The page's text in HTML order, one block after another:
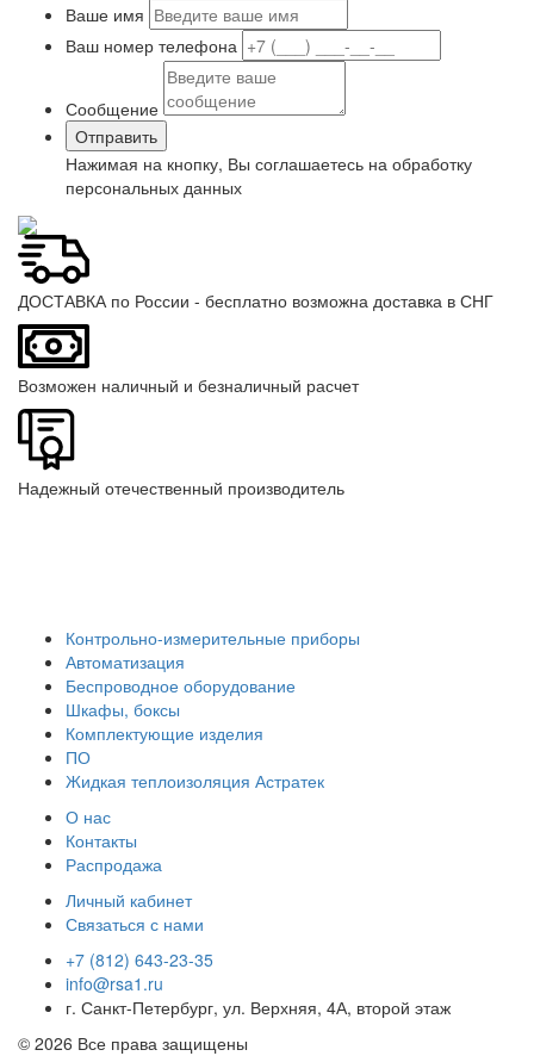
Ваше имя
Ваш номер телефона
Сообщение
Нажимая на кнопку, Вы соглашаетесь на обработку
персональных данных
ДОСТАВКА по России - бесплатно возможна доставка в СНГ
Возможен наличный и безналичный расчет
Надежный отечественный производитель
Контрольно-измерительные приборы
Автоматизация
Беспроводное оборудование
Шкафы, боксы
Комплектующие изделия
ПО
Жидкая теплоизоляция Астратек
О нас
Контакты
Распродажа
Личный кабинет
Связаться с нами
+7 (812) 643-23-35
info@rsa1.ru
г. Санкт-Петербург, ул. Верхняя, 4А, второй этаж
© 2026 Все права защищены